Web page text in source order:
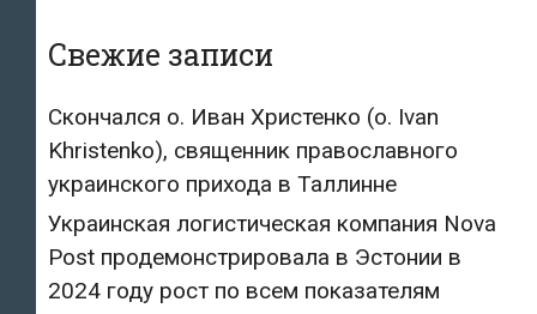
Свежие записи
Скончался о. Иван Христенко (о. Ivan
Khristenko), священник православного
украинского прихода в Таллинне
Украинская логистическая компания Nova
Post продемонстрировала в Эстонии в
2024 году рост по всем показателям